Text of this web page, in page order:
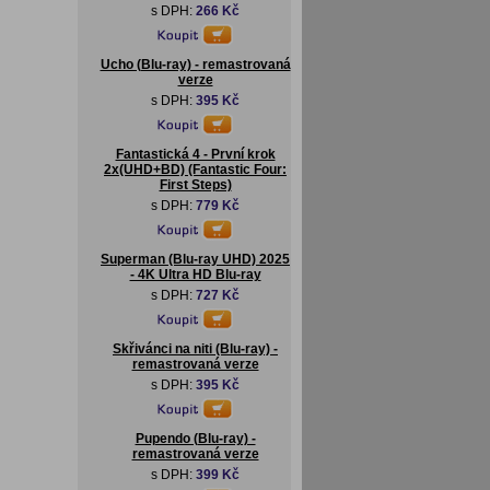
s DPH: 266 Kč
Ucho (Blu-ray) - remastrovaná
verze
s DPH: 395 Kč
Fantastická 4 - První krok
2x(UHD+BD) (Fantastic Four:
First Steps)
s DPH: 779 Kč
Superman (Blu-ray UHD) 2025
- 4K Ultra HD Blu-ray
s DPH: 727 Kč
Skřivánci na niti (Blu-ray) -
remastrovaná verze
s DPH: 395 Kč
Pupendo (Blu-ray) -
remastrovaná verze
s DPH: 399 Kč